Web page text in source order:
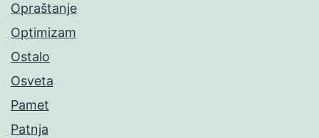
Opraštanje
Optimizam
Ostalo
Osveta
Pamet
Patnja